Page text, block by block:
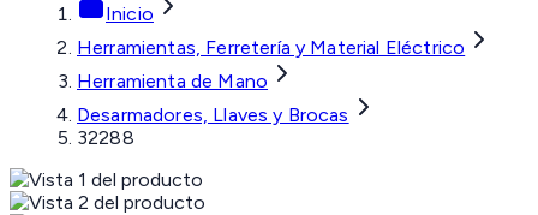
Inicio
Herramientas, Ferretería y Material Eléctrico
Herramienta de Mano
Desarmadores, Llaves y Brocas
32288